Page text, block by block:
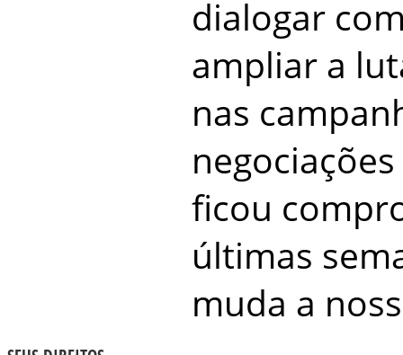
dialogar
ampliar a
nas
ficou
últimas
muda a